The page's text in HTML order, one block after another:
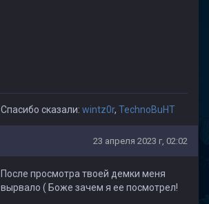
Спасибо сказали: wintz0r, TechnoBuHT
23 апреля 2023 г, 02:02
После просмотра твоей демки меня
вырвало ( Боже зачем я ее посмотрел!